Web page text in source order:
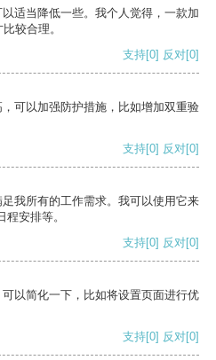
适当降低一些。我个人觉得，一款加
较合理。
支持[0] 反对[0]
可以加强防护措施，比如增加双重验
支持[0] 反对[0]
我所有的工作需求。我可以使用它来
安排等。
支持[0] 反对[0]
以简化一下，比如将设置页面进行优
支持[0] 反对[0]